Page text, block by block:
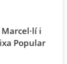
i
Popular